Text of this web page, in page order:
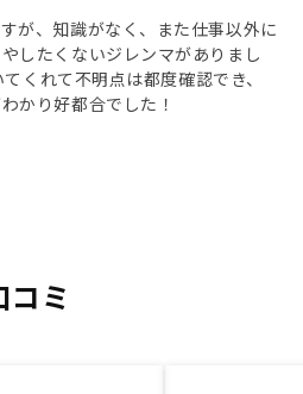
が、知識がなく、また仕事以外に
したくないジレンマがありまし
くれて不明点は都度確認でき、
かり好都合でした！
コミ